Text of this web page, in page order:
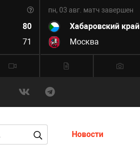
80
71
пн, 03 авг. матч завершен
Хабаровский край
Москва
Новости